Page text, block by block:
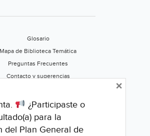
Glosario
Mapa de Biblioteca Temática
Preguntas Frecuentes
Contacto y sugerencias
Califica este portal
¿Participaste o
para la
del Plan General de
×